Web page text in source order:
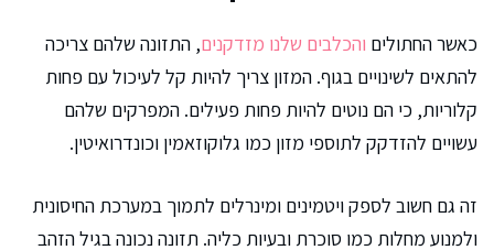
כאשר החתולים והכלבים שלנו מזדקנים, התזונה שלהם צריכה
להתאים לשינויים בגוף. המזון צריך להיות קל לעיכול עם פחות
קלוריות, כי הם נוטים להיות פחות פעילים. המפרקים שלהם
עשויים להזדקק לתוספי מזון כמו גלוקוזאמין וכונדרואיטין.
זה גם חשוב לספק ויטמינים ומינרלים לתמוך במערכת החיסונית
ולמנוע מחלות כמו סוכרת ובעיות כליה. תזונה נכונה בגיל הזהב